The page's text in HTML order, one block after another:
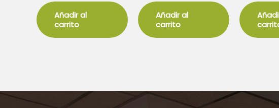
de
5
Añadir al
carrito
de
5
Añadir al
carrito
de
5